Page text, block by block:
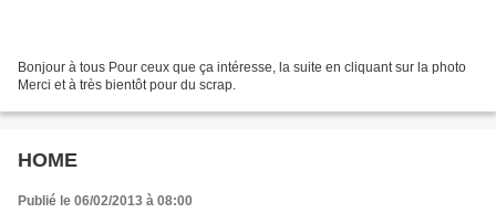
Bonjour à tous Pour ceux que ça intéresse, la suite en cliquant sur la photo
Merci et à très bientôt pour du scrap.
HOME
Publié le 06/02/2013 à 08:00